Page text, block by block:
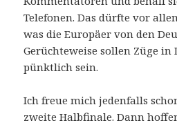
Telefonen. Das dürfte vor
was die Europäer von den
Gerüchteweise sollen Züge in
pünktlich sein.
Ich freue mich jedenfalls
zweite Halbfinale. Dann